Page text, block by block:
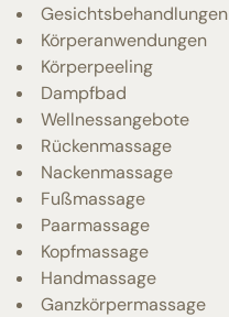
Gesichtsbehandlungen
Körperanwendungen
Körperpeeling
Dampfbad
Wellnessangebote
Rückenmassage
Nackenmassage
Fußmassage
Paarmassage
Kopfmassage
Handmassage
Ganzkörpermassage